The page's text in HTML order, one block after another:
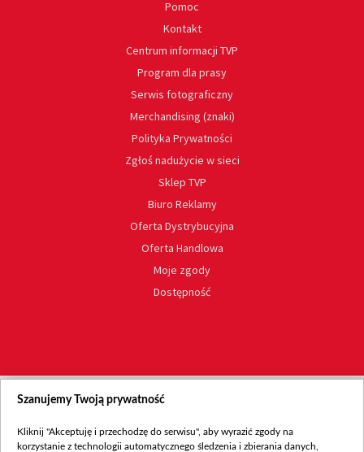
Pomoc
Kontakt
Centrum informacji TVP
Program dla prasy
Serwis fotograficzny
Merchandising (znaki)
Polityka Prywatności
Zgłoś nadużycie w sieci
Sklep TVP
Biuro Reklamy
Oferta Dystrybucyjna
Oferta Handlowa
Moje zgody
Dostępność
Szanujemy Twoją prywatność
Kliknij "Akceptuję i przechodzę do serwisu", aby wyrazić zgody na
korzystanie z technologii automatycznego śledzenia i zbierania danych,